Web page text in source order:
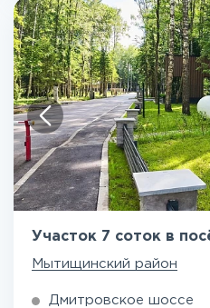
Участок 7 соток в
Мытищинский район
Дмитровское шоссе